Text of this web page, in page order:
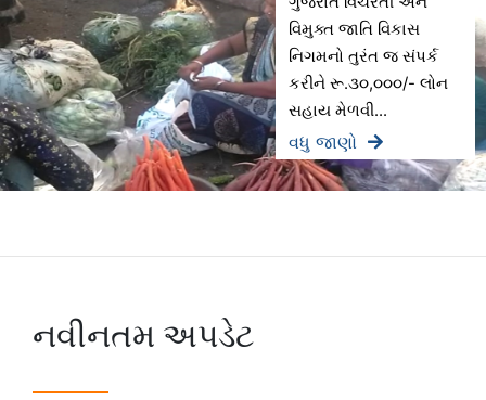
વિમુક્ત જાતિ વિકાસ
નિગમનો તુરંત જ સંપર્ક
કરીને રૂ.૩૦,૦૦૦/- લોન
સહાય મેળવી...
વધુ જાણો
નવીનતમ અપડેટ